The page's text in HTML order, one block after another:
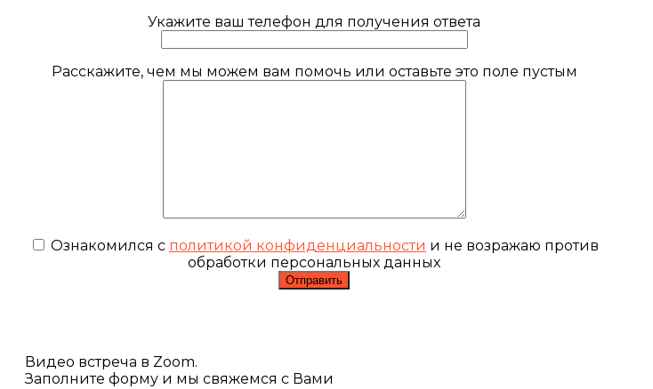
Укажите ваш телефон для получения ответа
Расскажите, чем мы можем вам помочь или оставьте это поле пустым
Ознакомился с политикой конфиденциальности и не возражаю против
обработки персональных данных
Видео встреча в Zoom.
Заполните форму и мы свяжемся с Вами